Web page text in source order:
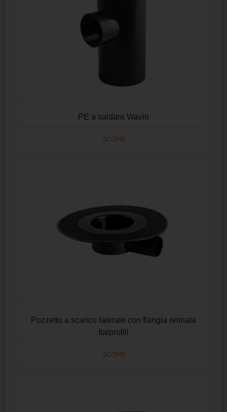
PE a saldare Wavin
SCOPRI
Pozzetto a scarico laterale con flangia retinata
Italprofili
SCOPRI